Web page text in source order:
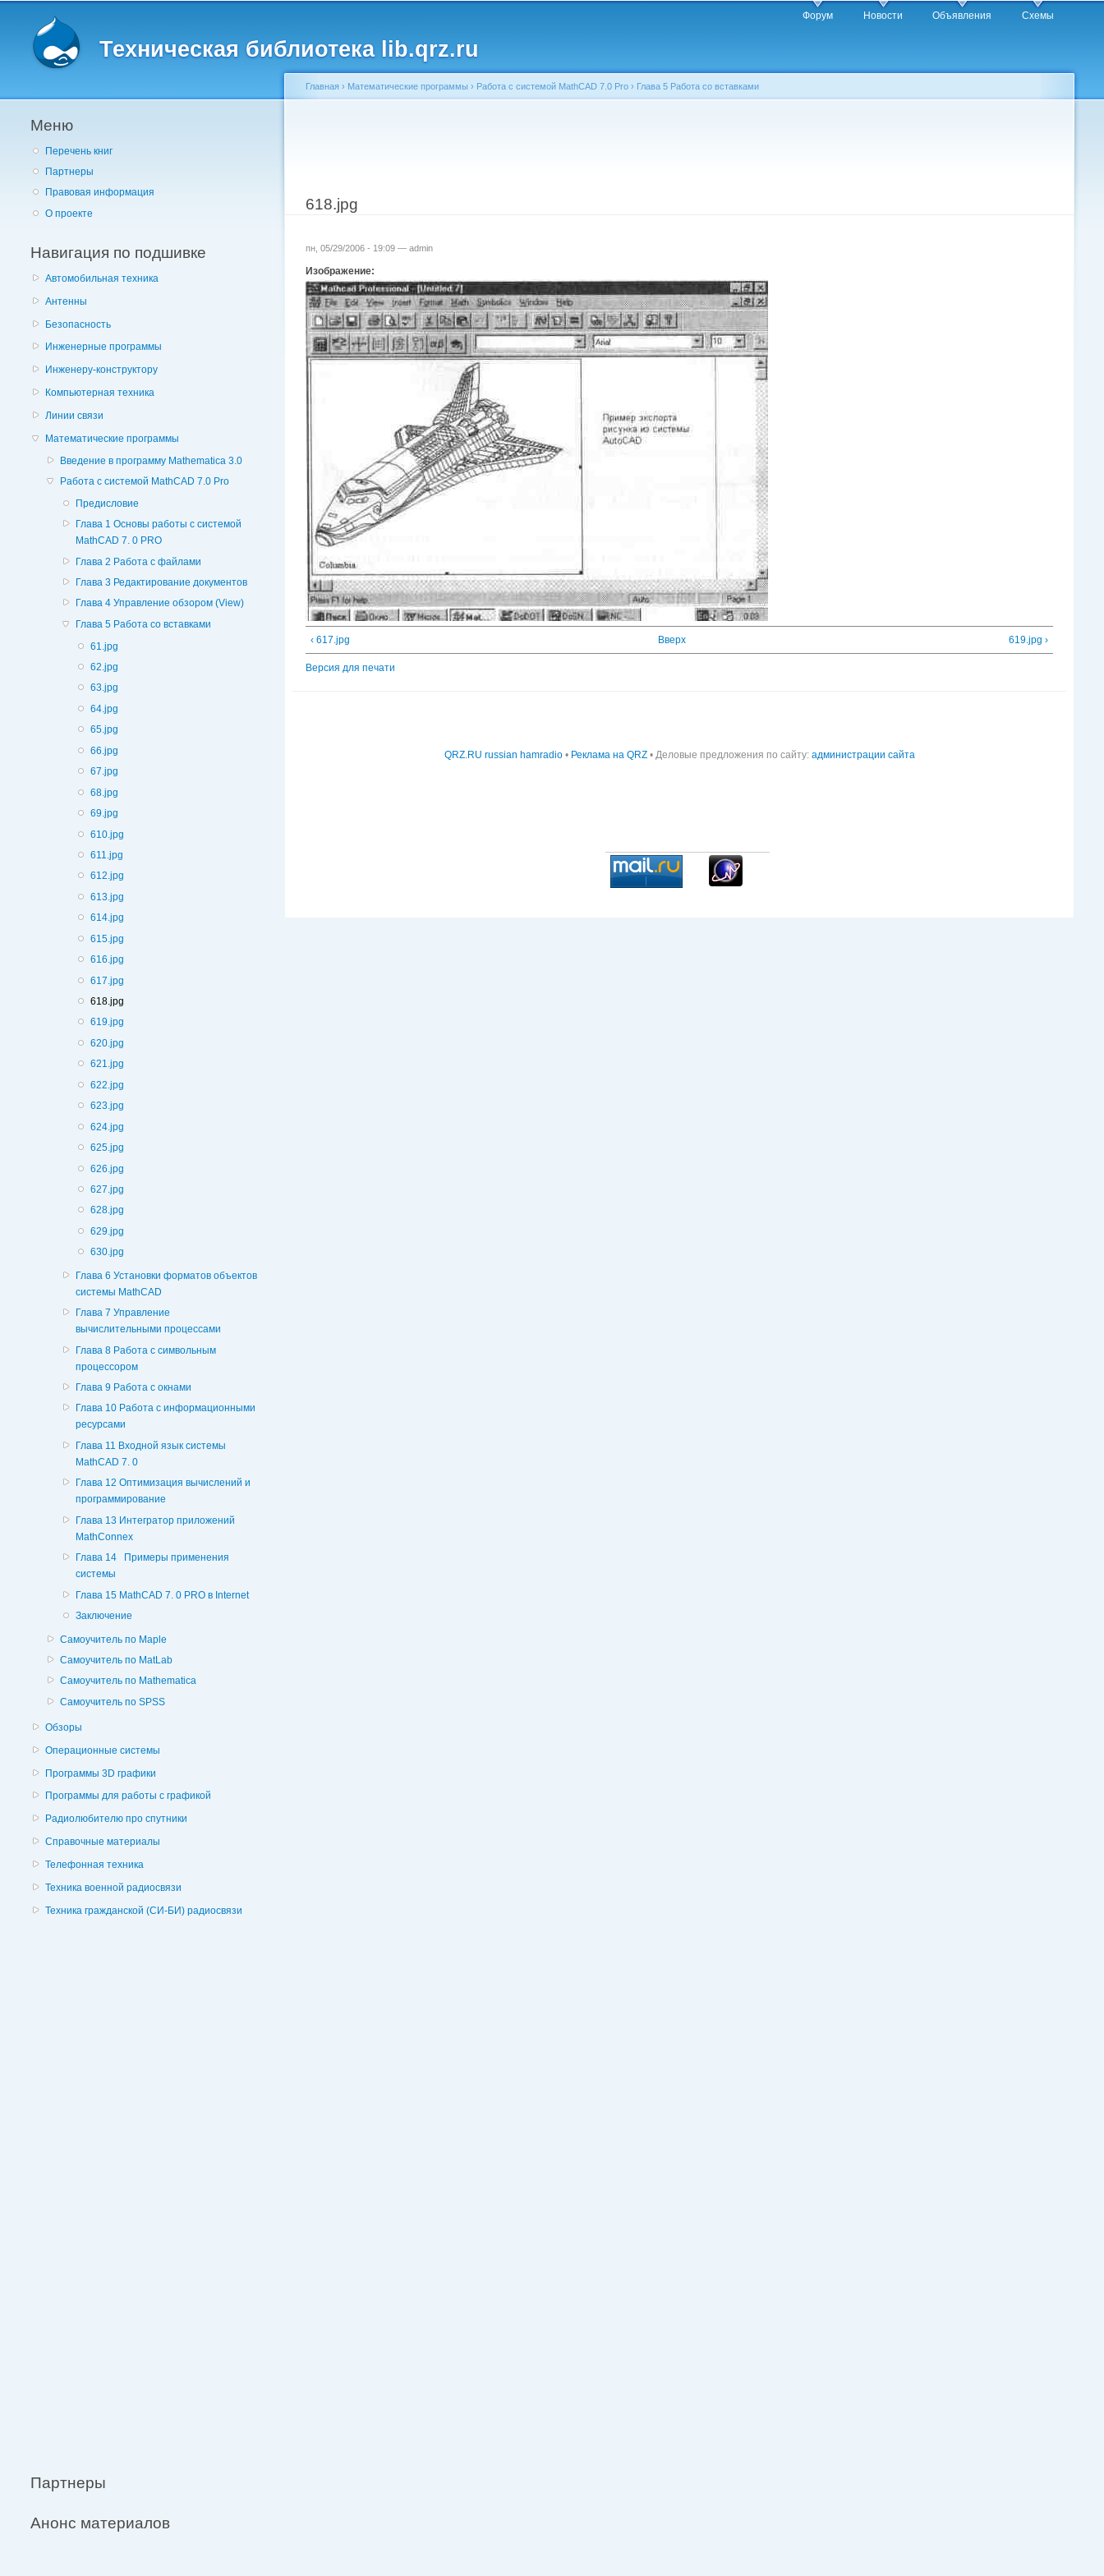
Техническая библиотека lib.qrz.ru
Форум Новости Объявления Схемы
Меню
Перечень книг
Партнеры
Правовая информация
О проекте
Навигация по подшивке
Автомобильная техника
Антенны
Безопасность
Инженерные программы
Инженеру-конструктору
Компьютерная техника
Линии связи
Математические программы
Введение в программу Mathematica 3.0
Работа с системой MathCAD 7.0 Pro
Предисловие
Глава 1 Основы работы с системой
MathCAD 7. 0 PRO
Глава 2 Работа с файлами
Глава 3 Редактирование документов
Глава 4 Управление обзором (View)
Глава 5 Работа со вставками
61.jpg
62.jpg
63.jpg
64.jpg
65.jpg
66.jpg
67.jpg
68.jpg
69.jpg
610.jpg
611.jpg
612.jpg
613.jpg
614.jpg
615.jpg
616.jpg
617.jpg
618.jpg
619.jpg
620.jpg
621.jpg
622.jpg
623.jpg
624.jpg
625.jpg
626.jpg
627.jpg
628.jpg
629.jpg
630.jpg
Глава 6 Установки форматов объектов
системы MathCAD
Глава 7 Управление
вычислительными процессами
Глава 8 Работа с символьным
процессором
Глава 9 Работа с окнами
Глава 10 Работа с информационными
ресурсами
Глава 11 Входной язык системы
MathCAD 7. 0
Глава 12 Оптимизация вычислений и
программирование
Глава 13 Интегратор приложений
MathConnex
Глава 14 Примеры применения
системы
Глава 15 MathCAD 7. 0 PRO в Internet
Заключение
Самоучитель по Maple
Самоучитель по MatLab
Самоучитель по Mathematica
Самоучитель по SPSS
Обзоры
Операционные системы
Программы 3D графики
Программы для работы с графикой
Радиолюбителю про спутники
Справочные материалы
Телефонная техника
Техника военной радиосвязи
Техника гражданской (СИ-БИ) радиосвязи
Партнеры
Анонс материалов
Главная › Математические программы › Работа с системой MathCAD 7.0 Pro › Глава 5 Работа со вставками
618.jpg
пн, 05/29/2006 - 19:09 — admin
Изображение:
‹ 617.jpg Вверх 619.jpg ›
Версия для печати
QRZ.RU russian hamradio• Реклама на QRZ• Деловые предложения по сайту: администрации сайта